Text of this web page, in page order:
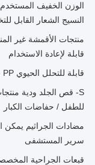
الوزن الخفيف المستخدم
النسيج الشعار القابل
منتجات الأقمشة غير
قابلة لإعادة الاستخدام
قابلة للتحلل الحيوي PP سبونبوند أقمشة غير منسوجة للبستنة
للطفل / حفاضات الكبار
سرير المستشفى
قبعات الجراحية